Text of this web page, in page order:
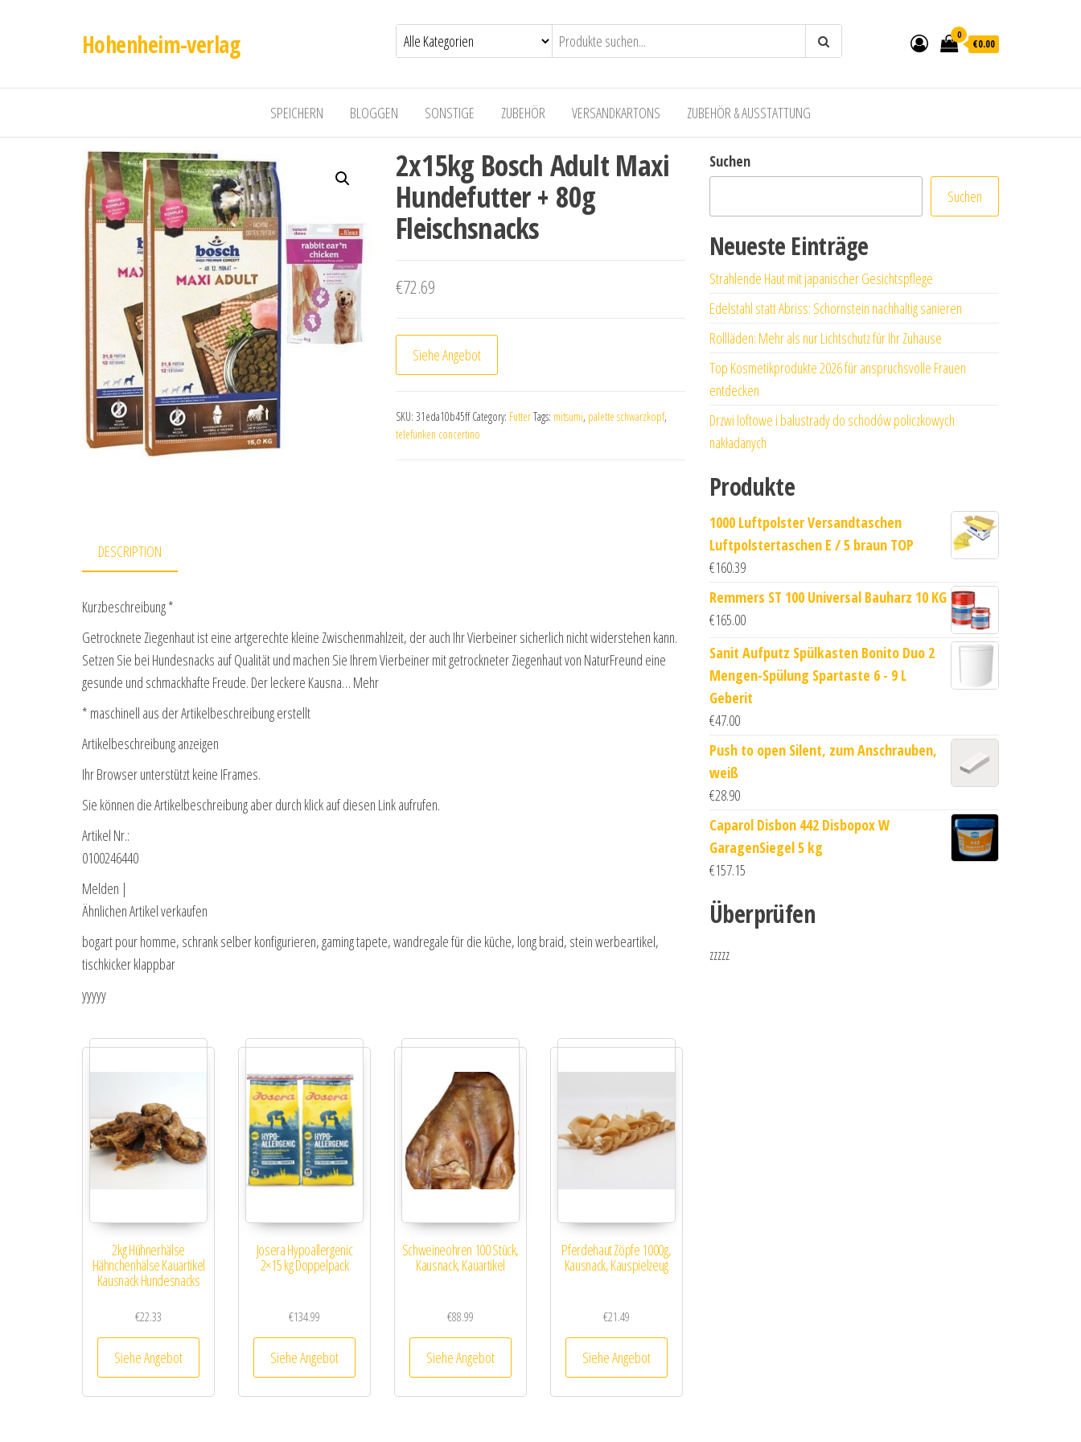
Hohenheim-verlag 0
€0.00
SPEICHERN BLOGGEN SONSTIGE ZUBEHÖR VERSANDKARTONS ZUBEHÖR & AUSSTATTUNG
2x15kg Bosch Adult Maxi
Hundefutter + 80g
Fleischsnacks
€72.69
Siehe Angebot
SKU: 31eda10b45ff Category: FutterTags: mitsumi, palette schwarzkopf,
telefunken concertino
DESCRIPTION
Kurzbeschreibung *
Getrocknete Ziegenhaut ist eine artgerechte kleine Zwischenmahlzeit, der auch Ihr Vierbeiner sicherlich nicht widerstehen kann.
Setzen Sie bei Hundesnacks auf Qualität und machen Sie Ihrem Vierbeiner mit getrockneter Ziegenhaut von NaturFreund eine
gesunde und schmackhafte Freude. Der leckere Kausna… Mehr
* maschinell aus der Artikelbeschreibung erstellt
Artikelbeschreibung anzeigen
Ihr Browser unterstützt keine IFrames.
Sie können die Artikelbeschreibung aber durch klick auf diesen Link aufrufen.
Artikel Nr.:
0100246440
Melden |
Ähnlichen Artikel verkaufen
bogart pour homme, schrank selber konfigurieren, gaming tapete, wandregale für die küche, long braid, stein werbeartikel,
tischkicker klappbar
yyyyy
2kg Hühnerhälse
Hähnchenhälse Kauartikel
Kausnack Hundesnacks
€22.33
Siehe Angebot
Josera Hypoallergenic
2×15 kg Doppelpack
€134.99
Siehe Angebot
Schweineohren 100 Stück,
Kausnack, Kauartikel
€88.99
Siehe Angebot
Pferdehaut Zöpfe 1000g,
Kausnack, Kauspielzeug
€21.49
Siehe Angebot
Suchen
Suchen
Neueste Einträge
Strahlende Haut mit japanischer Gesichtspflege
Edelstahl statt Abriss: Schornstein nachhaltig sanieren
Rollläden: Mehr als nur Lichtschutz für Ihr Zuhause
Top Kosmetikprodukte 2026 für anspruchsvolle Frauen
entdecken
Drzwi loftowe i balustrady do schodów policzkowych
nakładanych
Produkte
1000 Luftpolster Versandtaschen
Luftpolstertaschen E / 5 braun TOP
€160.39
Remmers ST 100 Universal Bauharz 10 KG
€165.00
Sanit Aufputz Spülkasten Bonito Duo 2
Mengen-Spülung Spartaste 6 - 9 L
Geberit
€47.00
Push to open Silent, zum Anschrauben,
weiß
€28.90
Caparol Disbon 442 Disbopox W
GaragenSiegel 5 kg
€157.15
Überprüfen
zzzzz